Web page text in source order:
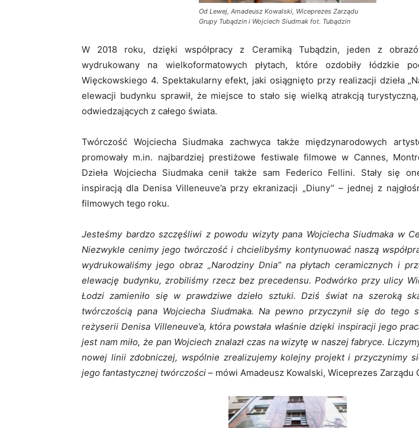
Od Lewej, Amadeusz Kowalski, Wiceprezes Zarządu
Grupy Tubądzin i Wojciech Siudmak fot. Tubądzin
W 2018 roku, dzięki współpracy z Ceramiką Tubądzin, jeden z
wydrukowany na wielkoformatowych płytach, które ozdobiły łódzkie
Więckowskiego 4. Spektakularny efekt, jaki osiągnięto przy realizacji dzieła
elewacji budynku sprawił, że miejsce to stało się wielką atrakcją
odwiedzających z całego świata.
Twórczość Wojciecha Siudmaka zachwyca także międzynarodowych
promowały m.in. najbardziej prestiżowe festiwale filmowe w Cannes,
Dzieła Wojciecha Siudmaka cenił także sam Federico Fellini. Stały się
inspiracją dla Denisa Villeneuve’a przy ekranizacji „Diuny” – jednej z
filmowych tego roku.
Jesteśmy bardzo szczęśliwi z powodu wizyty pana Wojciecha Siudmaka w
Niezwykle cenimy jego twórczość i chcielibyśmy kontynuować naszą
wydrukowaliśmy jego obraz „Narodziny Dnia” na płytach ceramicznych i
elewację budynku, zrobiliśmy rzecz bez precedensu. Podwórko przy ulicy
Łodzi zamieniło się w prawdziwe dzieło sztuki. Dziś świat na szeroką
twórczością pana Wojciecha Siudmaka. Na pewno przyczynił się do tego
reżyserii Denisa Villeneuve’a, która powstała właśnie dzięki inspiracji jego
jest nam miło, że pan Wojciech znalazł czas na wizytę w naszej fabryce.
nowej linii zdobniczej, wspólnie zrealizujemy kolejny projekt i przyczynimy
jego fantastycznej twórczości – mówi Amadeusz Kowalski, Wiceprezes Zarządu